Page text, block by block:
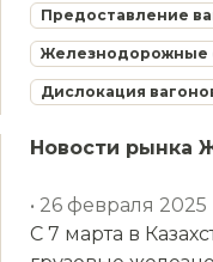
Предоставление
Железнодорожные
Дислокация
Новости рынка
• 26 февраля 2025
С 7 марта в